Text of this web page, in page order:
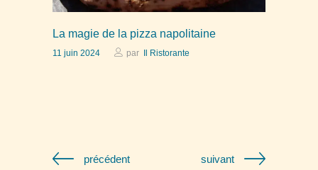
La magie de la pizza napolitaine
11 juin 2024 par Il Ristorante
précédent suivant